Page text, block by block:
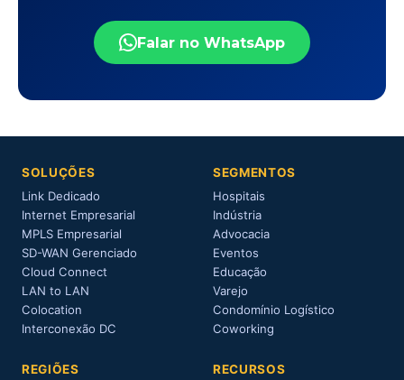
Falar no WhatsApp
SOLUÇÕES
Link Dedicado
Internet Empresarial
MPLS Empresarial
SD-WAN Gerenciado
Cloud Connect
LAN to LAN
Colocation
Interconexão DC
SEGMENTOS
Hospitais
Indústria
Advocacia
Eventos
Educação
Varejo
Condomínio Logístico
Coworking
REGIÕES
RECURSOS